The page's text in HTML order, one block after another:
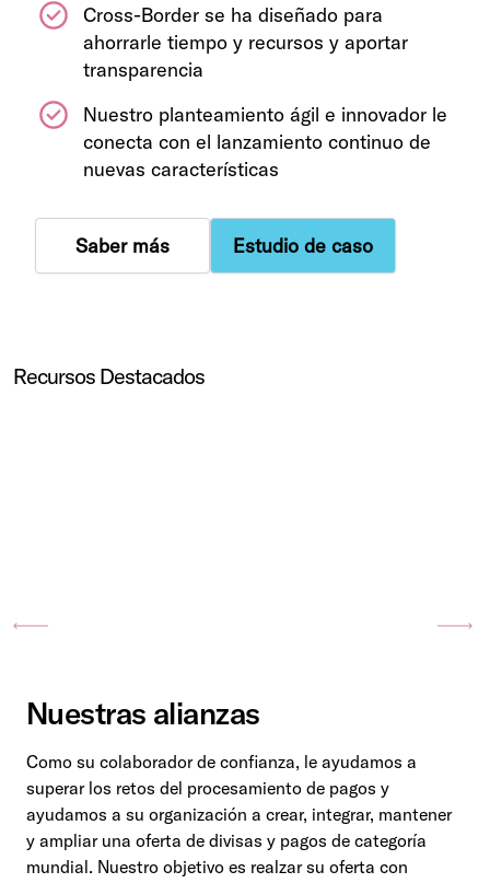
Cross-Border se ha diseñado para
ahorrarle tiempo y recursos y aportar
transparencia
Nuestro planteamiento ágil e innovador le
conecta con el lanzamiento continuo de
nuevas características
Saber más Estudio de caso
Recursos Destacados
Nuestras alianzas
Como su colaborador de confianza, le ayudamos a
superar los retos del procesamiento de pagos y
ayudamos a su organización a crear, integrar, mantener
y ampliar una oferta de divisas y pagos de categoría
mundial. Nuestro objetivo es realzar su oferta con